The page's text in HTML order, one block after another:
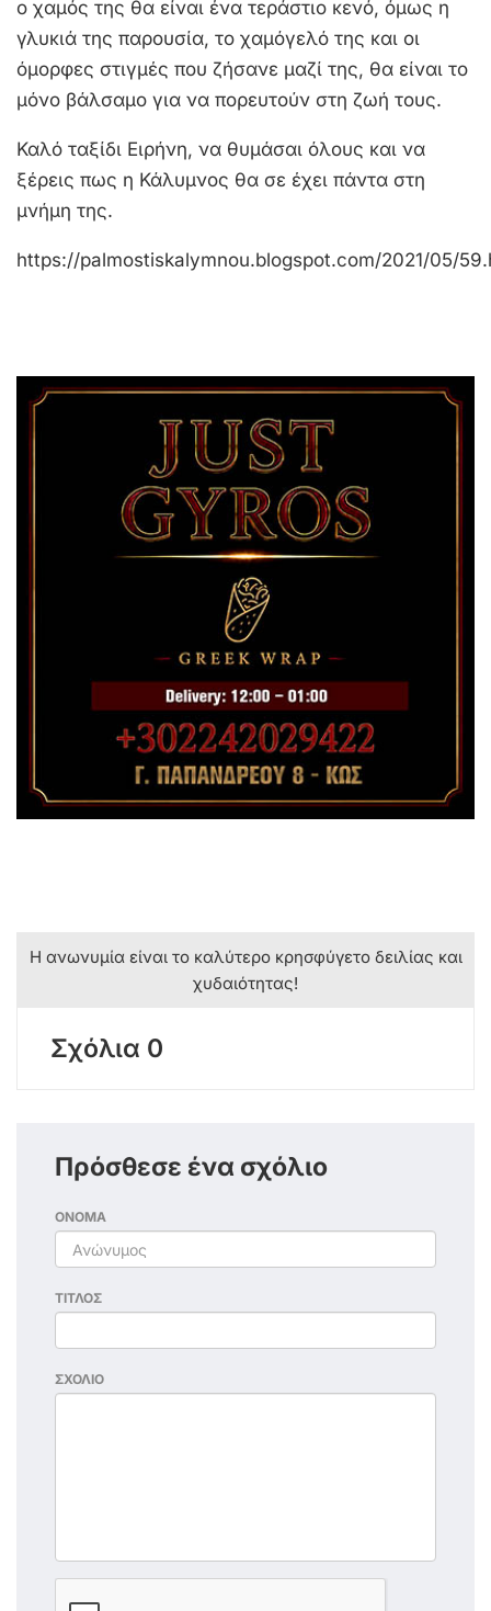
ο χαμός της θα είναι ένα τεράστιο κενό, όμως η
γλυκιά της παρουσία, το χαμόγελό της και οι
όμορφες στιγμές που ζήσανε μαζί της, θα είναι το
μόνο βάλσαμο για να πορευτούν στη ζωή τους.
Καλό ταξίδι Ειρήνη, να θυμάσαι όλους και να
ξέρεις πως η Κάλυμνος θα σε έχει πάντα στη
μνήμη της.
https://palmostiskalymnou.blogspot.com/2021/05/
Η ανωνυμία είναι το καλύτερο κρησφύγετο δειλίας και
χυδαιότητας!
Σχόλια 0
Πρόσθεσε ένα σχόλιο
ΟΝΟΜΑ
ΤΙΤΛΟΣ
ΣΧΟΛΙΟ